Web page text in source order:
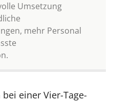
Umsetzung
mehr Personal
einer Vier-Tage-